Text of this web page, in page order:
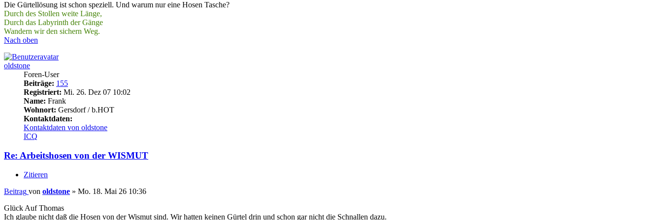
Die Gürtellösung ist schon speziell. Und warum nur eine Hosen Tasche?
Durch des Stollen weite Länge,
Durch das Labyrinth der Gänge
Wandern wir den sichern Weg.
Nach oben
oldstone
Foren-User
Beiträge: 155
Registriert: Mi. 26. Dez 07 10:02
Name: Frank
Wohnort: Gersdorf / b.HOT
Kontaktdaten:
Kontaktdaten von oldstone
ICQ
Re: Arbeitshosen von der WISMUT
Zitieren
Beitrag von oldstone » Mo. 18. Mai 26 10:36
Glück Auf Thomas
Ich glaube nicht daß die Hosen von der Wismut sind. Wir hatten keinen Gürtel drin und schon gar nicht die Schnallen dazu.